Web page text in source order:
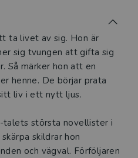
ta livet av sig. Hon är
sig tvungen att gifta sig
Så märker hon att en
henne. De börjar prata
liv i ett nytt ljus.
talets största novellister i
skildrar hon
och vägval. Förföljaren